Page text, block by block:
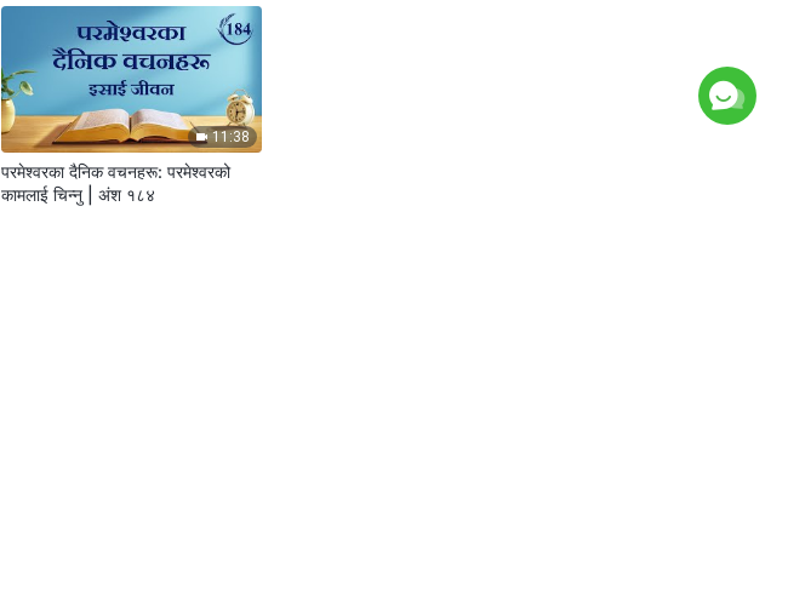
11:38
परमेश्‍वरका दैनिक वचनहरू: परमेश्‍वरको
कामलाई चिन्‍नु | अंश १८४